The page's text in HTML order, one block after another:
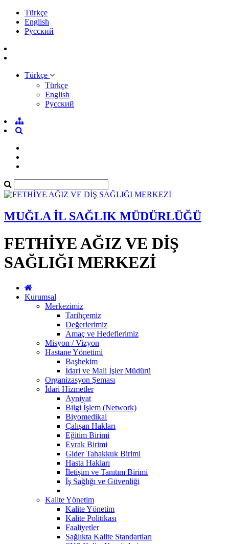
Türkçe
English
Pусский
Türkçe
Türkçe
English
Pусский
MUĞLA İL SAĞLIK MÜDÜRLÜĞÜ
FETHİYE AĞIZ VE DİŞ
SAĞLIĞI MERKEZİ
Kurumsal
Merkezimiz
Tarihçemiz
Değerlerimiz
Amaç ve Hedeflerimiz
Misyon / Vizyon
Hastane Yönetimi
Başhekim
İdari ve Mali İşler Müdürü
Organizasyon Şeması
İdari Hizmetler
Ayniyat
Bilgi İşlem (Network)
Biyomedikal
Çalışan Hakları
Eğitim Birimi
Evrak Birimi
Gider Tahakkuk Birimi
Hasta Hakları
İletişim ve Tanıtım Birimi
İş Sağlığı ve Güvenliği
Kalite Yönetim
Kalite Yönetim
Kalite Politikası
Faaliyetler
Sağlıkta Kalite Standartları